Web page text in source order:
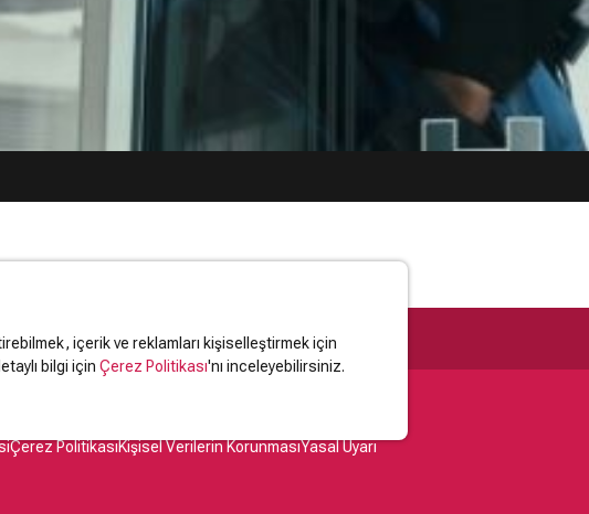
içerik ve reklamları kişiselleştirmek için
bilgi için Çerez Politikası'nı inceleyebilirsiniz.
Çerez PolitikasıKişisel Verilerin KorunmasıYasal Uyarı